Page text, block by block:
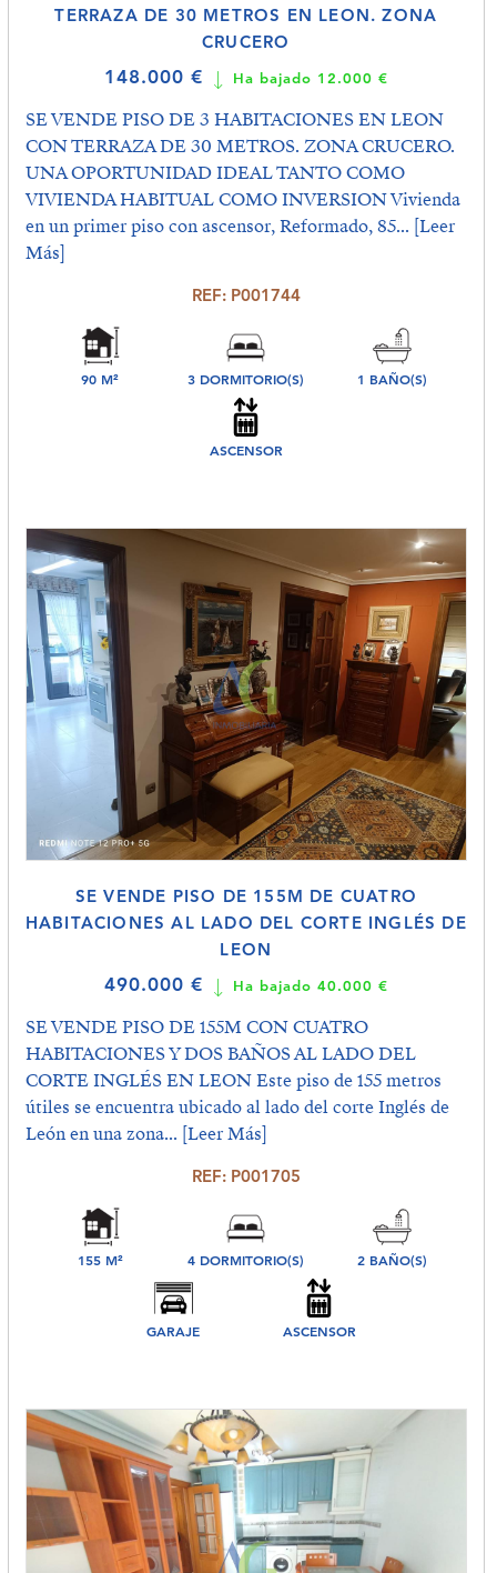
TERRAZA DE 30 METROS EN LEON. ZONA
CRUCERO
148.000 € Ha bajado 12.000 €
SE VENDE PISO DE 3 HABITACIONES EN LEON
CON TERRAZA DE 30 METROS. ZONA CRUCERO.
UNA OPORTUNIDAD IDEAL TANTO COMO
VIVIENDA HABITUAL COMO INVERSION Vivienda
en un primer piso con ascensor, Reformado, 85... [Leer
Más]
REF: P001744
90 M² 3 DORMITORIO(S) 1 BAÑO(S)
ASCENSOR
SE VENDE PISO DE 155M DE CUATRO
HABITACIONES AL LADO DEL CORTE INGLÉS DE
LEON
490.000 € Ha bajado 40.000 €
SE VENDE PISO DE 155M CON CUATRO
HABITACIONES Y DOS BAÑOS AL LADO DEL
CORTE INGLÉS EN LEON Este piso de 155 metros
útiles se encuentra ubicado al lado del corte Inglés de
León en una zona... [Leer Más]
REF: P001705
155 M² 4 DORMITORIO(S) 2 BAÑO(S)
GARAJE ASCENSOR